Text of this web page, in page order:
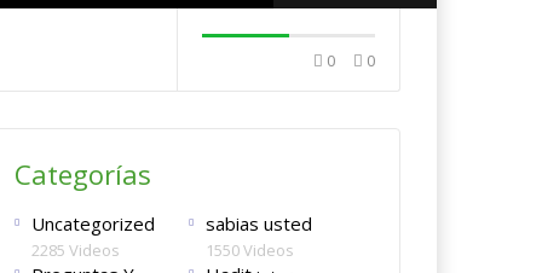
(Jonás )
0 0
Categorías
Uncategorized
2285 Videos
sabias usted
1550 Videos